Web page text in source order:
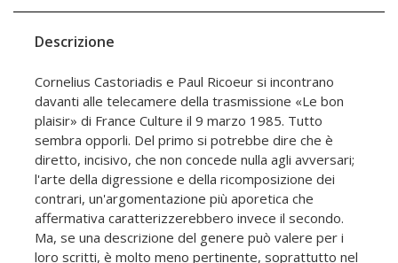
Descrizione
Cornelius Castoriadis e Paul Ricoeur si incontrano
davanti alle telecamere della trasmissione «Le bon
plaisir» di France Culture il 9 marzo 1985. Tutto
sembra opporli. Del primo si potrebbe dire che è
diretto, incisivo, che non concede nulla agli avversari;
l'arte della digressione e della ricomposizione dei
contrari, un'argomentazione più aporetica che
affermativa caratterizzerebbero invece il secondo.
Ma, se una descrizione del genere può valere per i
loro scritti, è molto meno pertinente, soprattutto nel